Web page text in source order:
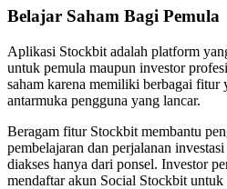
Belajar Saham Bagi Pemula
Aplikasi Stockbit adalah platform
untuk pemula maupun investor
saham karena memiliki berbagai fitur
antarmuka pengguna yang lancar.
Beragam fitur Stockbit membantu
pembelajaran dan perjalanan
diakses hanya dari ponsel. Investor
mendaftar akun Social Stockbit untuk